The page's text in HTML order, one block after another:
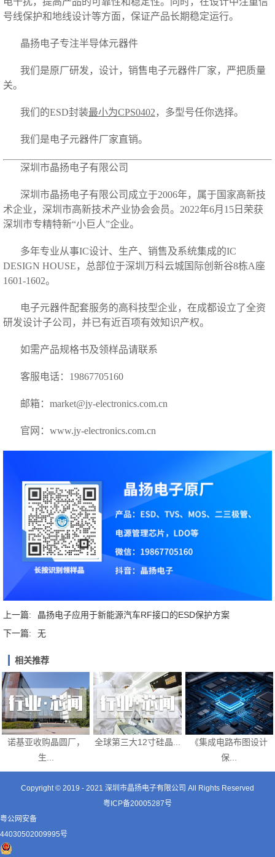
号线保护和地线设计等方面，保证产品长期稳定运行。
晶扬电子专注半导体元器件
我们是原厂研发，设计，销售电子元器件厂家，严把质量
关。
我们的ESD封装最小为CPS0402 ，多型号任你选择。
我们是电子元器件厂家直销。
深圳市晶扬电子有限公司
深圳市晶扬电子有限公司成立于2006年，属于国家高新技
术企业，深圳市高新技术产业协会会员。2022年6月15日荣获
深圳市专精特新“小巨人”企业。
多年专业从事IC设计、生产、销售及系统集成的IC
DESIGN HOUSE，总部位于深圳万科云城国际创新谷8栋A座
1601-1602。
电子元器件配套服务的高科技型企业，在成都设立了全资
研发设计子公司， 并已有近百项有效知识产权。
如需产品规格书及领样品请联系
客服电话：19867705160
邮箱：market@jy-electronics.com.cn
官网： www.jy-electronics.com.cn
上一篇:
晶扬电子应用于新能源汽车RF接口的ESD保护方案
下一篇:
无
相关推荐
诺基亚收购晶圆厂，
生...
全球第三大12寸硅晶...
《集成电路布图设计
保...
Copyright © 2019 - 2021 深圳市晶扬电子有限公司 All Rights Reserved
粤ICP备20005287号
粤公网安备
44030502009995号